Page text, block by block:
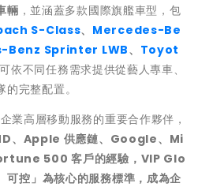
輛 ，並涵蓋多款國際旗艦車型，包
S-Class、 Mercedes-Be
Benz Sprinter LWB、 Toyot
可依不同任務需求提供從藝人專車、
完整配置。
業高層移動服務的重要合作夥伴，
、Apple 供應鏈、Google、Mi
500 客戶的經驗，VIP Glo
控」為核心的服務標準，成為企